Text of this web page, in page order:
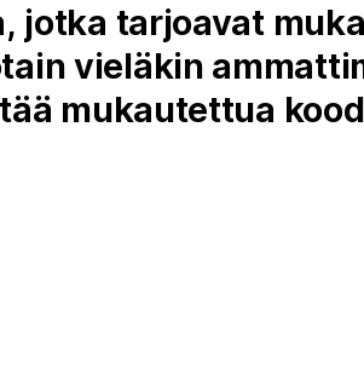
jotka tarjoavat
vieläkin
mukautettua